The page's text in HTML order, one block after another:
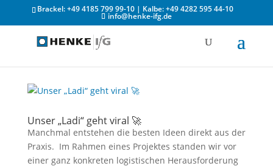
Brackel: +49 4185 799 99-10 | Kalbe: +49 4282 595 44-10
info@henke-ifg.de
Unser „Ladi“ geht viral 🚀
Manchmal entstehen die besten Ideen direkt aus der
Praxis. Im Rahmen eines Projektes standen wir vor
einer ganz konkreten logistischen Herausforderung